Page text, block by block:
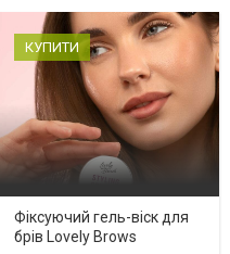
КУПИТИ
Фіксуючий гель-віск для
брів Lovely Brows